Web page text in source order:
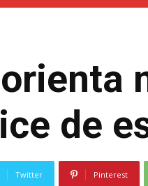
de
Twitter Pinterest